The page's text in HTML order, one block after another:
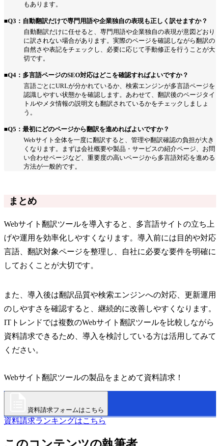
もあります。
■Q3：自動翻訳だけで専門用語や企業独自の表現も正しく訳せますか？
自動翻訳だけに任せると、専門用語や企業独自の表現が意図どおり
に訳されない場合があります。実際のページを確認しながら翻訳の
自然さや表記をチェックし、必要に応じて手動修正を行うことが大
切です。
■Q4：多言語ページのSEO対応はどこを確認すればよいですか？
言語ごとにURLが分かれているか、検索エンジンが多言語ページを
認識しやすい状態かを確認します。あわせて、翻訳後のページタイ
トルやメタ情報の説明文も翻訳されているかをチェックしましょ
う。
■Q5：最初にどのページから翻訳を進めればよいですか？
Webサイト全体を一度に翻訳すると、管理や翻訳確認の負担が大き
くなります。まずは会社概要や製品・サービスの紹介ページ、お問
い合わせページなど、重要度の高いページから多言語対応を進める
方法が一般的です。
まとめ
Webサイト翻訳ツールを導入すると、多言語サイトの立ち上
げや運用を効率化しやすくなります。導入前には目的や対応
言語、翻訳対象ページを整理し、自社に必要な要件を明確に
しておくことが大切です。
また、導入後は翻訳品質や検索エンジンへの対応、更新運用
のしやすさを確認すると、継続的に改善しやすくなります。
ITトレンドでは複数のWebサイト翻訳ツールを比較しながら
資料請求できるため、導入を検討している方は活用してみて
ください。
Webサイト翻訳ツールの製品をまとめて資料請求！
資料請求フォームはこちら
資料請求ランキングはこちら